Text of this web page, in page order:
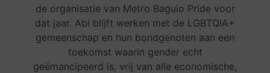
de organisatie van Metro Baguio Pride voor
dat jaar. Abi blijft werken met de LGBTQIA+
gemeenschap en hun bondgenoten aan een
toekomst waarin gender echt
geëmancipeerd is, vrij van alle economische,